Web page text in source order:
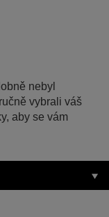
nebyl
vybrali váš
aby se vám